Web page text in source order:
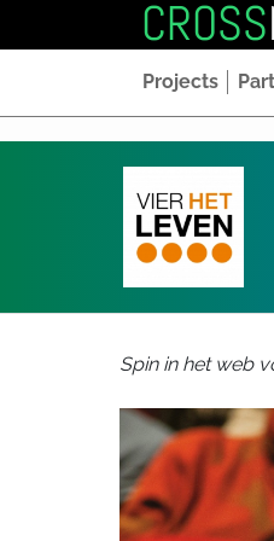
CROSS
Projects
Spin in het web